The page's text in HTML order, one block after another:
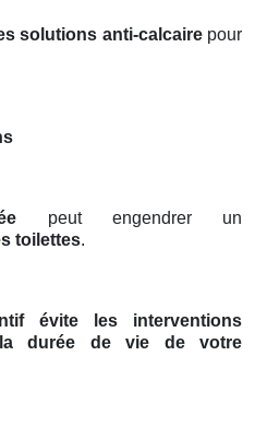
solutions anti-calcairepour
peut engendrer un
toilettes.
évite les interventions
la durée de vie de votre